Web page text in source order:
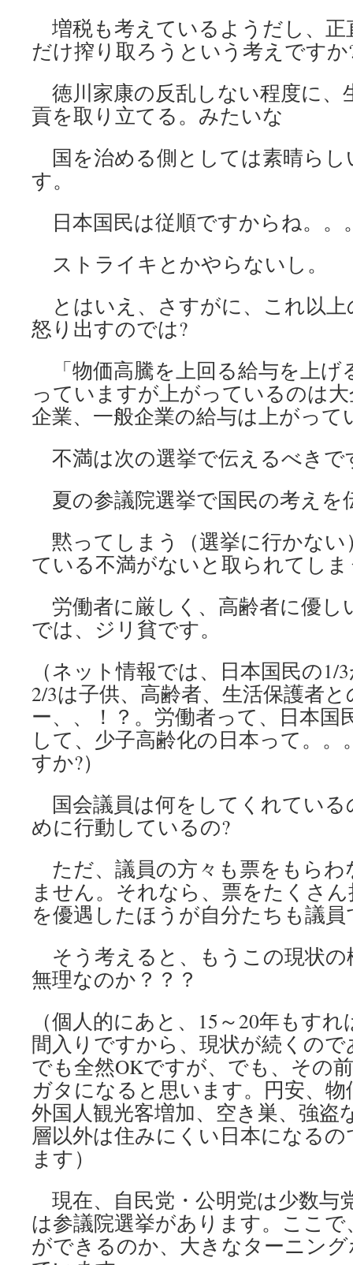
増税も考えているようだし、正
だけ搾り取ろうという考えですか
徳川家康の反乱しない程度に、
貢を取り立てる。みたいな
国を治める側としては素晴らし
す。
日本国民は従順ですからね。。
ストライキとかやらないし。
とはいえ、さすがに、これ以上
怒り出すのでは?
「物価高騰を上回る給与を上げ
っていますが上がっているのは
企業、一般企業の給与は上がって
不満は次の選挙で伝えるべきで
夏の参議院選挙で国民の考えを
黙ってしまう（選挙に行かない
ている不満がないと取られてし
労働者に厳しく、高齢者に優し
では、ジリ貧です。
（ネット情報では、日本国民の1/
2/3は子供、高齢者、生活保護者
ー、、！？。労働者って、日本国
して、少子高齢化の日本って。
すか?）
国会議員は何をしてくれている
めに行動しているの?
ただ、議員の方々も票をもらわ
ません。それなら、票をたくさ
を優遇したほうが自分たちも議
そう考えると、もうこの現状
無理なのか？？？
（個人的にあと、15～20年もす
間入りですから、現状が続くの
でも全然OKですが、でも、その
ガタになると思います。円安、
外国人観光客増加、空き巣、強盗
層以外は住みにくい日本になる
ます）
現在、自民党・公明党は少数与
は参議院選挙があります。ここ
ができるのか、大きなターニン